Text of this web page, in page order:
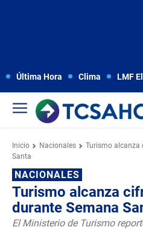
Última Hora Clima LMF
Inicio Nacionales
Turismo alcanza
Santa
NACIONALES
Turismo alcanza
durante Semana
El Ministerio de Turismo